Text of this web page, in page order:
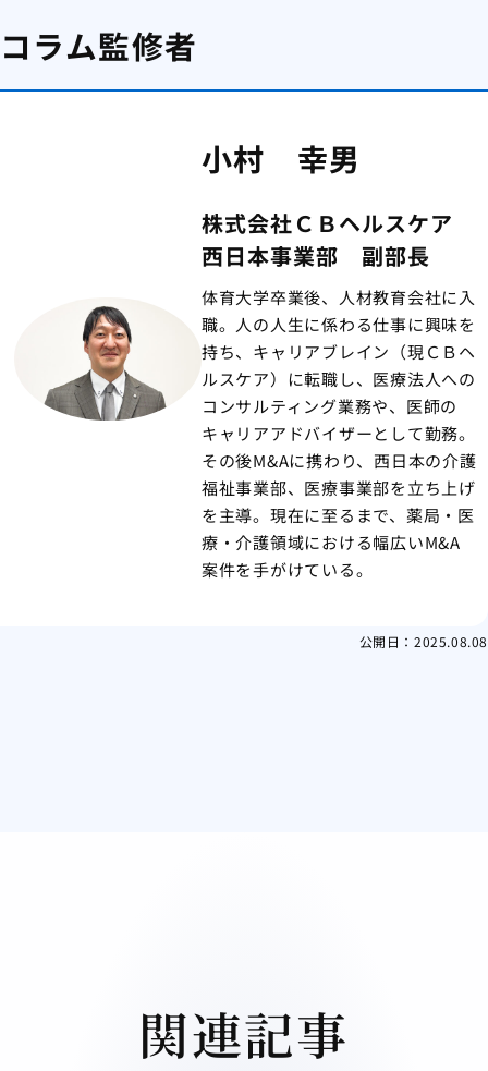
コラム監修者
小村 幸男
株式会社ＣＢヘルスケア
西日本事業部 副部長
体育大学卒業後、人材教育会社に入
職。人の人生に係わる仕事に興味を
持ち、キャリアブレイン（現ＣＢヘ
ルスケア）に転職し、医療法人への
コンサルティング業務や、医師の
キャリアアドバイザーとして勤務。
その後M&Aに携わり、西日本の介護
福祉事業部、医療事業部を立ち上げ
を主導。現在に至るまで、薬局・医
療・介護領域における幅広いM&A
案件を手がけている。
公開日： 2025.08.08
関連記事